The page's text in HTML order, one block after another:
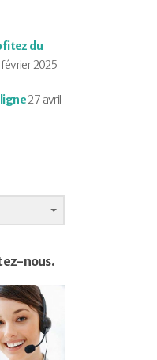
du
février 2025
ligne27 avril
nous.